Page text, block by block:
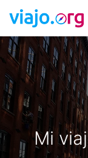
Saltar
contenido
Mi